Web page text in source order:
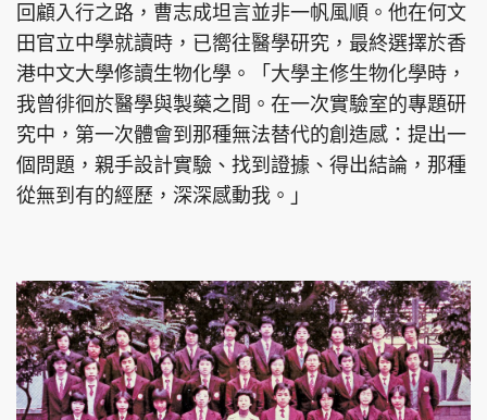
回顧入行之路，曹志成坦言並非一帆風順。他在何文
田官立中學就讀時，已嚮往醫學研究，最終選擇於香
港中文大學修讀生物化學。「大學主修生物化學時，
我曾徘徊於醫學與製藥之間。在一次實驗室的專題研
究中，第一次體會到那種無法替代的創造感：提出一
個問題，親手設計實驗、找到證據、得出結論，那種
從無到有的經歷，深深感動我。」